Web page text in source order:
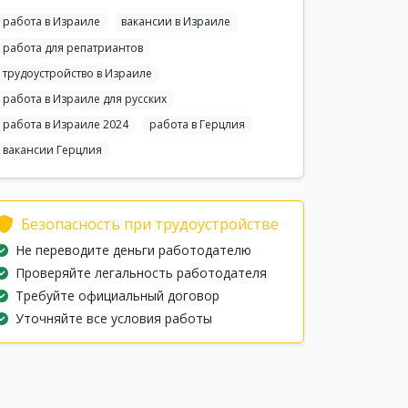
работа в Израиле
вакансии в Израиле
работа для репатриантов
трудоустройство в Израиле
работа в Израиле для русских
работа в Израиле 2024
работа в Герцлия
вакансии Герцлия
Безопасность при трудоустройстве
Не переводите деньги работодателю
Проверяйте легальность работодателя
Требуйте официальный договор
Уточняйте все условия работы